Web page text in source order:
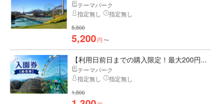
テーマパーク
指定無し
指定無し
5,500
5,200円 〜
【利用日前日までの購入限定！最大200円...
テーマパーク
指定無し
指定無し
1,500